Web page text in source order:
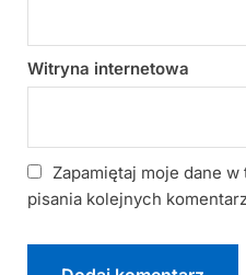
Witryna internetowa
Zapamiętaj moje dane
pisania kolejnych